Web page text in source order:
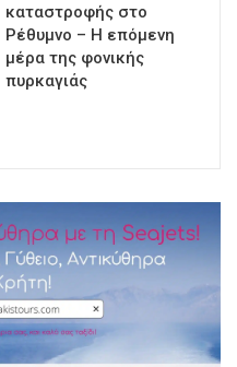
καταστροφής στο
Ρέθυμνο – Η επόμενη
μέρα της φονικής
πυρκαγιάς